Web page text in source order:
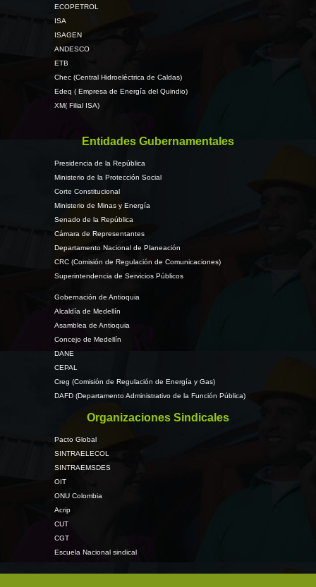
ECOPETROL
ISA
ISAGEN
ANDESCO
ETB
Chec (Central Hidroeléctrica de Caldas)
Edeq ( Empresa de Energía del Quindio)
XM( Filial ISA)
Entidades Gubernamentales
Presidencia de la República
Ministerio de la Protección Social
Corte Constitucional
Ministerio de Minas y Energía
Senado de la República
Cámara de Representantes
Departamento Nacional de Planeación
CRC (Comisión de Regulación de Comunicaciones)
Superintendencia de Servicios Públicos
Gobernación de Antioquia
Alcaldía de Medellín
Asamblea de Antioquia
Concejo de Medellín
DANE
CEPAL
Creg (Comisión de Regulación de Energía y Gas)
DAFD (Departamento Administrativo de la Función Pública)
Organizaciones Sindicales
Pacto Global
SINTRAELECOL
SINTRAEMSDES
OIT
ONU Colombia
Acrip
CUT
CGT
Escuela Nacional sindical